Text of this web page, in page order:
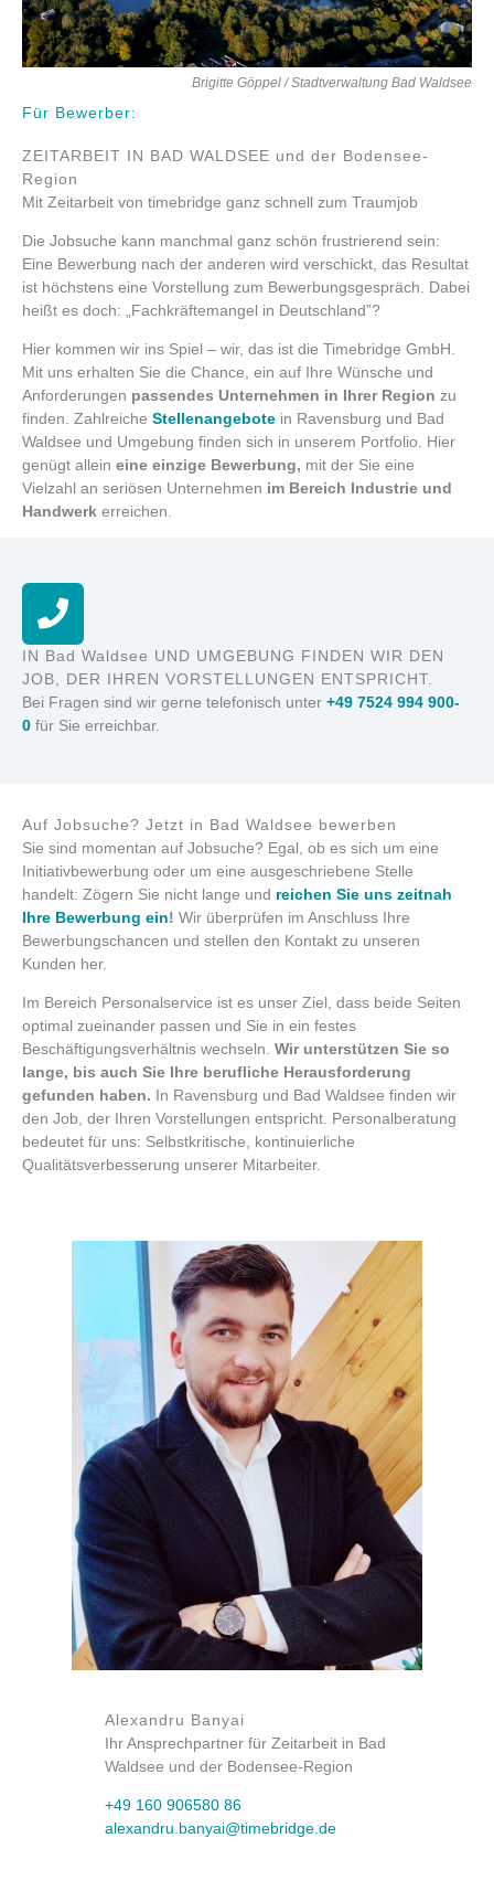
Für Bewerber:
ZEITARBEIT IN BAD WALDSEE und der Bodensee-
Region
Mit Zeitarbeit von timebridge ganz schnell zum Traumjob
Die Jobsuche kann manchmal ganz schön frustrierend sein:
Eine Bewerbung nach der anderen wird verschickt, das Resultat
ist höchstens eine Vorstellung zum Bewerbungsgespräch. Dabei
heißt es doch: „Fachkräftemangel in Deutschland”?
Hier kommen wir ins Spiel – wir, das ist die Timebridge GmbH.
Mit uns erhalten Sie die Chance, ein auf Ihre Wünsche und
Anforderungen passendes Unternehmen in Ihrer Region zu
finden. Zahlreiche Stellenangebote in Ravensburg und Bad
Waldsee und Umgebung finden sich in unserem Portfolio. Hier
genügt allein eine einzige Bewerbung, mit der Sie eine
Vielzahl an seriösen Unternehmen im Bereich Industrie und
Handwerk erreichen.
Brigitte Göppel / Stadtverwaltung Bad Waldsee
IN Bad Waldsee UND UMGEBUNG FINDEN WIR DEN
JOB, DER IHREN VORSTELLUNGEN ENTSPRICHT.
Bei Fragen sind wir gerne telefonisch unter +49 7524 994 900-
0 für Sie erreichbar.
Auf Jobsuche? Jetzt in Bad Waldsee bewerben
Sie sind momentan auf Jobsuche? Egal, ob es sich um eine
Initiativbewerbung oder um eine ausgeschriebene Stelle
handelt: Zögern Sie nicht lange und reichen Sie uns zeitnah
Ihre Bewerbung ein! Wir überprüfen im Anschluss Ihre
Bewerbungschancen und stellen den Kontakt zu unseren
Kunden her.
Im Bereich Personalservice ist es unser Ziel, dass beide Seiten
optimal zueinander passen und Sie in ein festes
Beschäftigungsverhältnis wechseln. Wir unterstützen Sie so
lange, bis auch Sie Ihre berufliche Herausforderung
gefunden haben. In Ravensburg und Bad Waldsee finden wir
den Job, der Ihren Vorstellungen entspricht. Personalberatung
bedeutet für uns: Selbstkritische, kontinuierliche
Qualitätsverbesserung unserer Mitarbeiter.
Alexandru Banyai
Ihr Ansprechpartner für Zeitarbeit in Bad
Waldsee und der Bodensee-Region
+49 160 906580 86
alexandru.banyai@timebridge.de